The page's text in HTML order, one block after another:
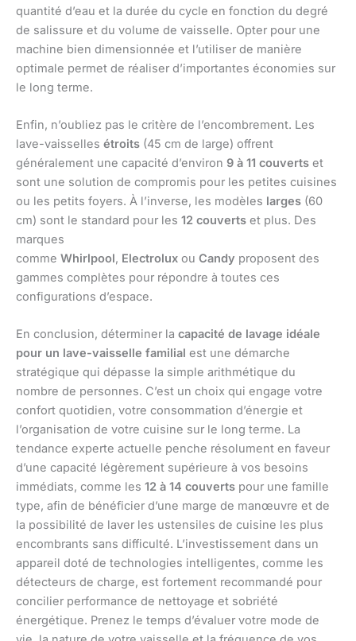
quantité d’eau et la durée du cycle en fonction du degré
de salissure et du volume de vaisselle. Opter pour une
machine bien dimensionnée et l’utiliser de manière
optimale permet de réaliser d’importantes économies sur
le long terme.
Enfin, n’oubliez pas le critère de l’encombrement. Les
lave-vaisselles étroits (45 cm de large) offrent
généralement une capacité d’environ 9 à 11 couverts et
sont une solution de compromis pour les petites cuisines
ou les petits foyers. À l’inverse, les modèles larges (60
cm) sont le standard pour les 12 couverts et plus. Des
marques
comme Whirlpool, Electrolux ou Candy proposent des
gammes complètes pour répondre à toutes ces
configurations d’espace.
En conclusion, déterminer la capacité de lavage idéale
pour un lave-vaisselle familial est une démarche
stratégique qui dépasse la simple arithmétique du
nombre de personnes. C’est un choix qui engage votre
confort quotidien, votre consommation d’énergie et
l’organisation de votre cuisine sur le long terme. La
tendance experte actuelle penche résolument en faveur
d’une capacité légèrement supérieure à vos besoins
immédiats, comme les 12 à 14 couverts pour une famille
type, afin de bénéficier d’une marge de manœuvre et de
la possibilité de laver les ustensiles de cuisine les plus
encombrants sans difficulté. L’investissement dans un
appareil doté de technologies intelligentes, comme les
détecteurs de charge, est fortement recommandé pour
concilier performance de nettoyage et sobriété
énergétique. Prenez le temps d’évaluer votre mode de